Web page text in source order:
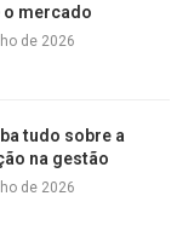
o mercado
de 2026
tudo sobre a
na gestão
de 2026